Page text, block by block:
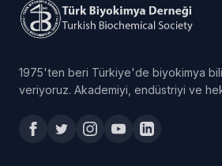
1975'ten beri Türkiye'de biyokimya
veriyoruz. Akademiyi, endüstriyi ve